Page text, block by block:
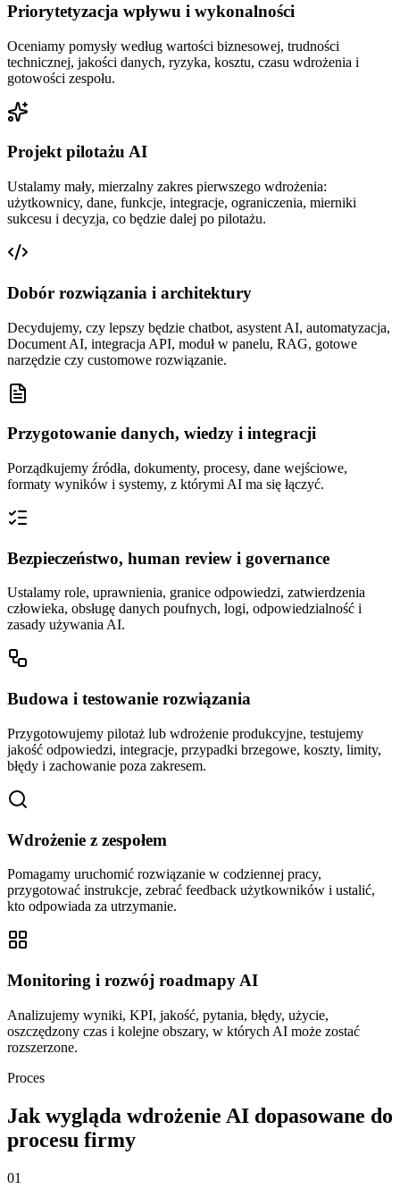
Priorytetyzacja wpływu i wykonalności
Oceniamy pomysły według wartości biznesowej, trudności
technicznej, jakości danych, ryzyka, kosztu, czasu wdrożenia i
gotowości zespołu.
Projekt pilotażu AI
Ustalamy mały, mierzalny zakres pierwszego wdrożenia:
użytkownicy, dane, funkcje, integracje, ograniczenia, mierniki
sukcesu i decyzja, co będzie dalej po pilotażu.
Dobór rozwiązania i architektury
Decydujemy, czy lepszy będzie chatbot, asystent AI, automatyzacja,
Document AI, integracja API, moduł w panelu, RAG, gotowe
narzędzie czy customowe rozwiązanie.
Przygotowanie danych, wiedzy i integracji
Porządkujemy źródła, dokumenty, procesy, dane wejściowe,
formaty wyników i systemy, z którymi AI ma się łączyć.
Bezpieczeństwo, human review i governance
Ustalamy role, uprawnienia, granice odpowiedzi, zatwierdzenia
człowieka, obsługę danych poufnych, logi, odpowiedzialność i
zasady używania AI.
Budowa i testowanie rozwiązania
Przygotowujemy pilotaż lub wdrożenie produkcyjne, testujemy
jakość odpowiedzi, integracje, przypadki brzegowe, koszty, limity,
błędy i zachowanie poza zakresem.
Wdrożenie z zespołem
Pomagamy uruchomić rozwiązanie w codziennej pracy,
przygotować instrukcje, zebrać feedback użytkowników i ustalić,
kto odpowiada za utrzymanie.
Monitoring i rozwój roadmapy AI
Analizujemy wyniki, KPI, jakość, pytania, błędy, użycie,
oszczędzony czas i kolejne obszary, w których AI może zostać
rozszerzone.
Proces
Jak wygląda wdrożenie AI dopasowane do
procesu firmy
01